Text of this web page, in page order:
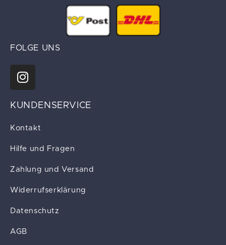
FOLGE UNS
KUNDENSERVICE
Kontakt
Hilfe und Fragen
Zahlung und Versand
Widerrufserklärung
Datenschutz
AGB